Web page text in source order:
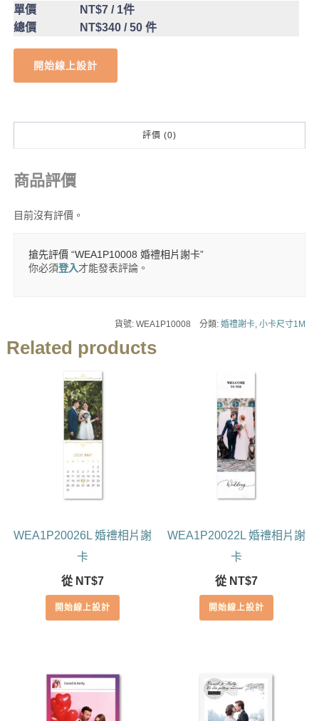
單價 NT$7/ 1件
總價
NT$340/ 50 件
開始線上設計
評價 (0)
商品評價
目前沒有評價。
搶先評價 “WEA1P10008 婚禮相片謝卡”
你必須登入才能發表評論。
貨號:WEA1P10008 分類:婚禮謝卡 ,小卡尺寸1M
Related products
WEA1P20026L 婚禮相片謝
卡
從 NT$7
開始線上設計
WEA1P20022L 婚禮相片謝
卡
從 NT$7
開始線上設計